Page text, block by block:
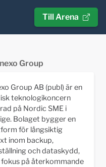
Till Arena
Group
Group AB (publ) är en
teknologikoncern
på Nordic SME i
Bolaget bygger en
för långsiktig
inom backup,
och dataskydd,
fokus på återkommande